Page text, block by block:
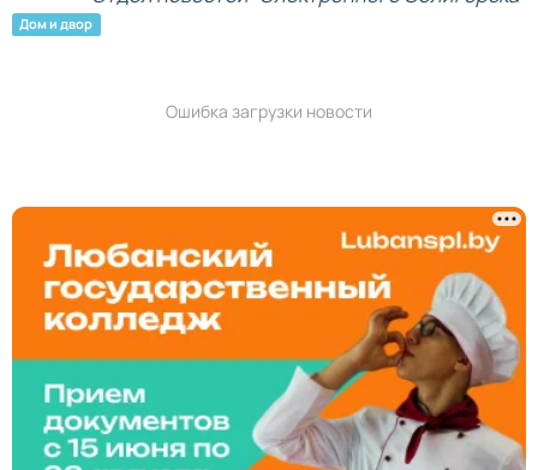
Дом и двор
Ошибка загрузки новости